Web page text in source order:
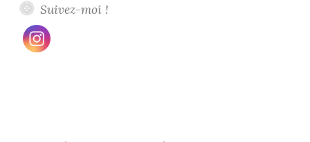
Suivez-moi !